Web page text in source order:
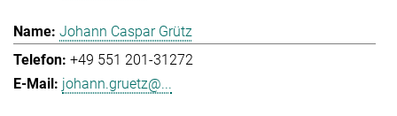
Johann Caspar Grütz
+49 551 201-31272
johann.gruetz@...